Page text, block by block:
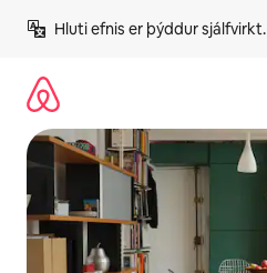
beint
Hluti efnis er þýddur sjálfvirkt.